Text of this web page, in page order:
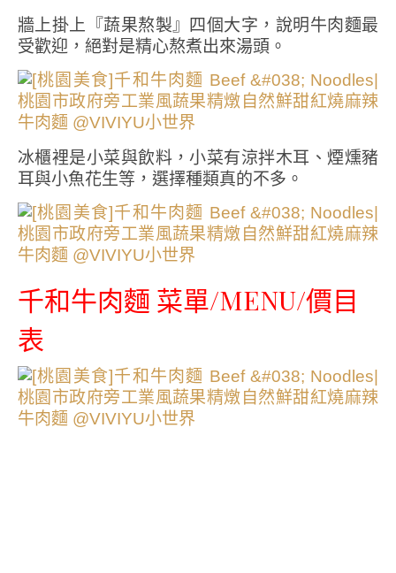
牆上掛上『蔬果熬製』四個大字，說明牛肉麵最
受歡迎，絕對是精心熬煮出來湯頭。
冰櫃裡是小菜與飲料，小菜有涼拌木耳、煙燻豬
耳與小魚花生等，選擇種類真的不多。
千和牛肉麵 菜單/MENU/價目
表